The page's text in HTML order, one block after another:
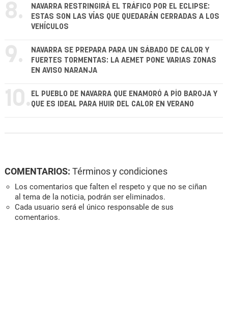
8.
NAVARRA RESTRINGIRÁ EL TRÁFICO POR EL ECLIPSE:
ESTAS SON LAS VÍAS QUE QUEDARÁN CERRADAS A LOS
VEHÍCULOS
9.
NAVARRA SE PREPARA PARA UN SÁBADO DE CALOR Y
FUERTES TORMENTAS: LA AEMET PONE VARIAS ZONAS
EN AVISO NARANJA
10. EL PUEBLO DE NAVARRA QUE ENAMORÓ A PÍO BAROJA Y
QUE ES IDEAL PARA HUIR DEL CALOR EN VERANO
COMENTARIOS: Términos y condiciones
Los comentarios que falten el respeto y que no se ciñan
al tema de la noticia, podrán ser eliminados.
Cada usuario será el único responsable de sus
comentarios.